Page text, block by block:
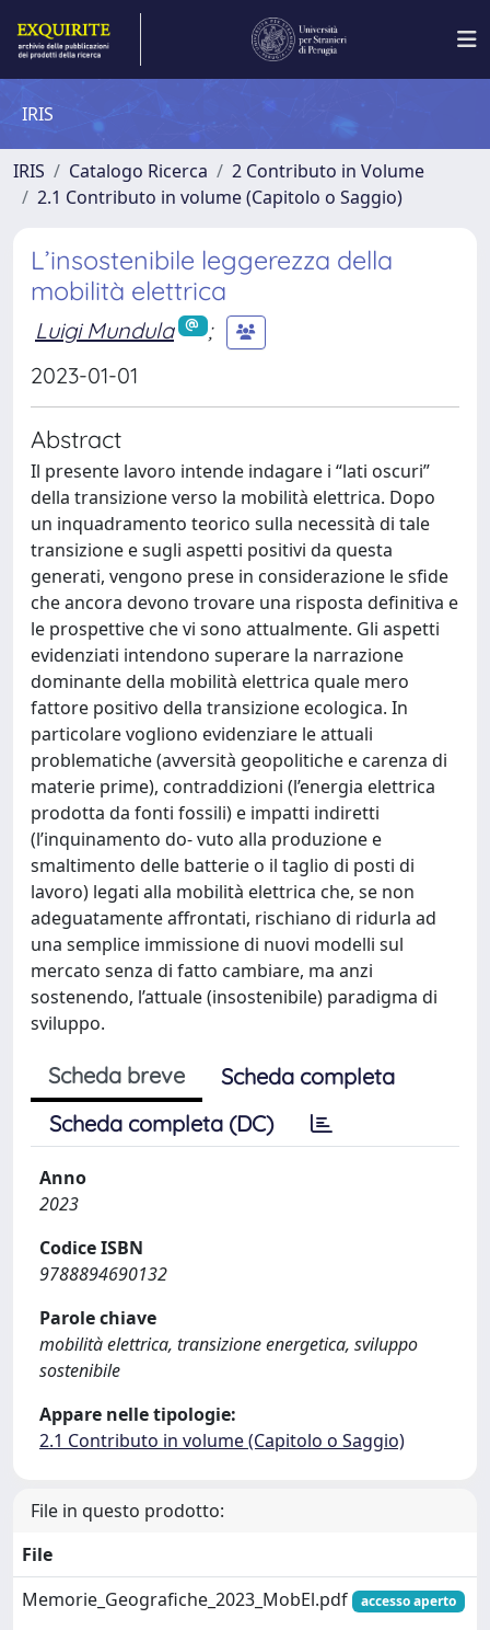
IRIS
IRIS Catalogo Ricerca
2 Contributo in Volume
2.1 Contributo in volume (Capitolo o Saggio)
L’insostenibile leggerezza della
mobilità elettrica
Luigi Mundula
;
2023-01-01
Abstract
Il presente lavoro intende indagare i “lati oscuri”
della transizione verso la mobilità elettrica. Dopo
un inquadramento teorico sulla necessità di tale
transizione e sugli aspetti positivi da questa
generati, vengono prese in considerazione le sfide
che ancora devono trovare una risposta definitiva e
le prospettive che vi sono attualmente. Gli aspetti
evidenziati intendono superare la narrazione
dominante della mobilità elettrica quale mero
fattore positivo della transizione ecologica. In
particolare vogliono evidenziare le attuali
problematiche (avversità geopolitiche e carenza di
materie prime), contraddizioni (l’energia elettrica
prodotta da fonti fossili) e impatti indiretti
(l’inquinamento do- vuto alla produzione e
smaltimento delle batterie o il taglio di posti di
lavoro) legati alla mobilità elettrica che, se non
adeguatamente affrontati, rischiano di ridurla ad
una semplice immissione di nuovi modelli sul
mercato senza di fatto cambiare, ma anzi
sostenendo, l’attuale (insostenibile) paradigma di
sviluppo.
Scheda breve
Scheda completa
Scheda completa (DC)
Anno
2023
Codice ISBN
9788894690132
Parole chiave
mobilità elettrica, transizione energetica, sviluppo
sostenibile
Appare nelle tipologie:
2.1 Contributo in volume (Capitolo o Saggio)
File in questo prodotto:
File
Memorie_Geografiche_2023_MobEl.pdf
accesso aperto